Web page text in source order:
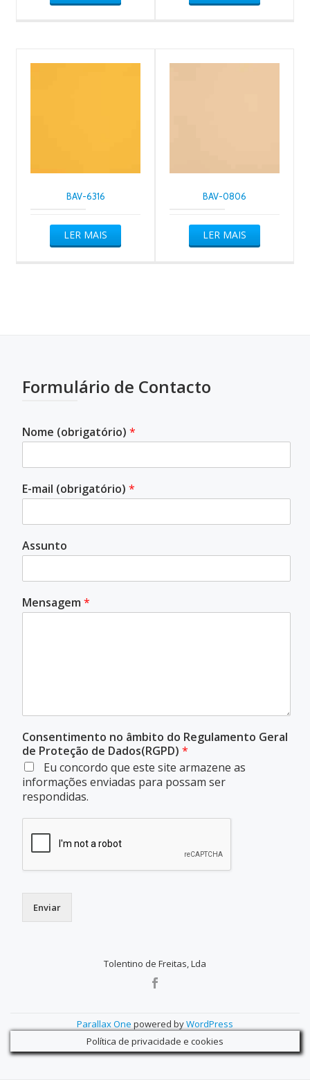
BAV-6316
LER MAIS
BAV-0806
LER MAIS
Formulário de Contacto
Nome (obrigatório) *
E-mail (obrigatório) *
Assunto
Mensagem *
Consentimento no âmbito do Regulamento Geral
de Proteção de Dados(RGPD) *
Eu concordo que este site armazene as
informações enviadas para possam ser
respondidas.
Enviar
Tolentino de Freitas, Lda
Parallax One powered byWordPress
Política de privacidade e cookies